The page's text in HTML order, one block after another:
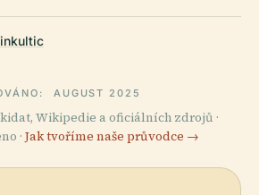
AUGUST 2025
Wikipedie a oficiálních zdrojů ·
· Jak tvoříme naše průvodce →